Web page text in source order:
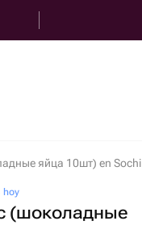
яйца 10шт) en Sochi
hoy
(шоколадные